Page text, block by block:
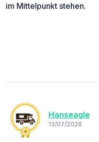
im Mittelpunkt stehen.
Hanseagle
13/07/2026